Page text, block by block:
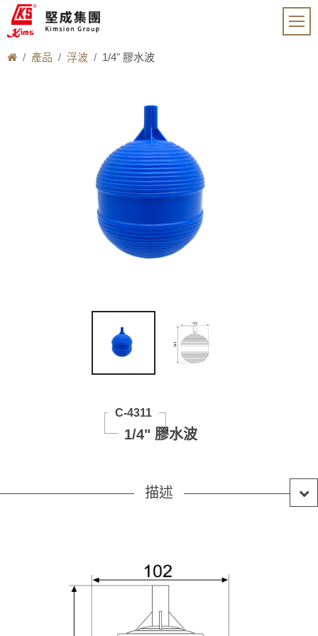
產品 浮波 1/4" 膠水波
C-4311
1/4" 膠水波
描述